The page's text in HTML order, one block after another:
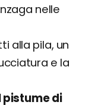
nelle
alla pila, un
e la
di